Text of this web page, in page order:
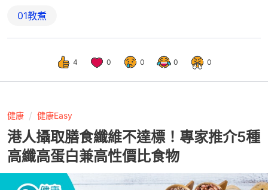
01教煮
4 0 0 0 0
健康 健康Easy
港人攝取膳食纖維不達標！專家推介5種
高纖高蛋白兼高性價比食物